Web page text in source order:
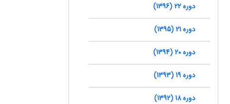
دوره 22 (1396)
دوره 21 (1395)
دوره 20 (1394)
دوره 19 (1393)
دوره 18 (1392)